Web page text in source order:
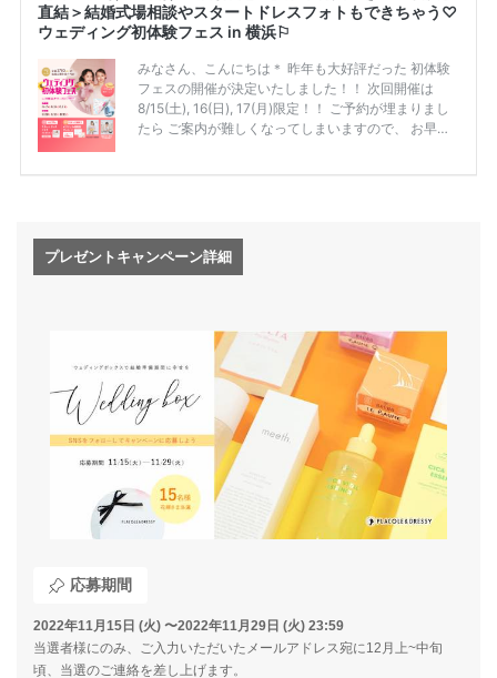
プレゼントキャンペーン詳細
応募期間
2022年11月15日 (火) 〜2022年11月29日 (火) 23:59
当選者様にのみ、ご入力いただいたメールアドレス宛に12月上~中旬
頃、当選のご連絡を差し上げます。